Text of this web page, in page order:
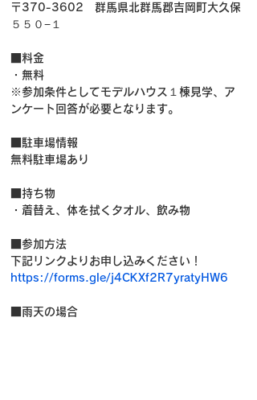
〒370-3602　群馬県北群馬郡吉岡町大久保
５５０−１
■料金
・無料
※参加条件としてモデルハウス１棟見学、ア
ンケート回答が必要となります。
■駐車場情報
無料駐車場あり
■持ち物
・着替え、体を拭くタオル、飲み物
■参加方法
下記リンクよりお申し込みください！
https://forms.gle/j4CKXf2R7yratyHW6
■雨天の場合